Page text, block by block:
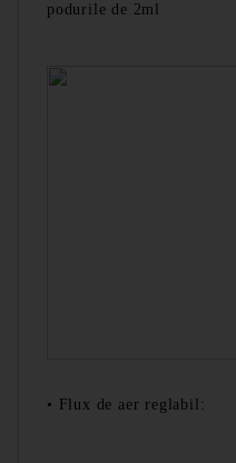
podurile de 2ml
• Flux de aer reglabil: